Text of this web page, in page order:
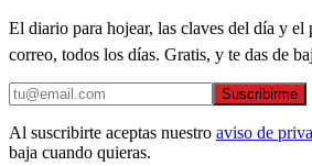
El diario para hojear, las claves del día y
correo, todos los días. Gratis, y te das de
Suscribirme
Al suscribirte aceptas nuestro aviso de
baja cuando quieras.